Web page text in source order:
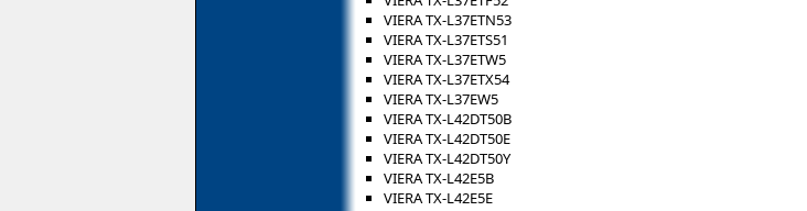
VIERA TX-L37ETN53
VIERA TX-L37ETS51
VIERA TX-L37ETW5
VIERA TX-L37ETX54
VIERA TX-L37EW5
VIERA TX-L42DT50B
VIERA TX-L42DT50E
VIERA TX-L42DT50Y
VIERA TX-L42E5B
VIERA TX-L42E5E